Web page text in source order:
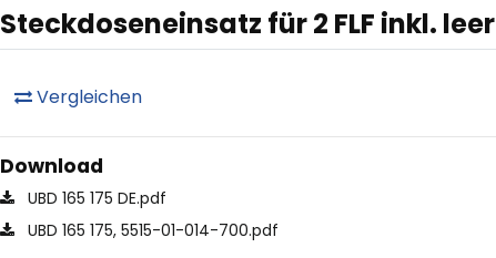
Steckdoseneinsatz für 2 FLF inkl. leer
Vergleichen
Download
UBD 165 175 DE.pdf
UBD 165 175, 5515-01-014-700.pdf